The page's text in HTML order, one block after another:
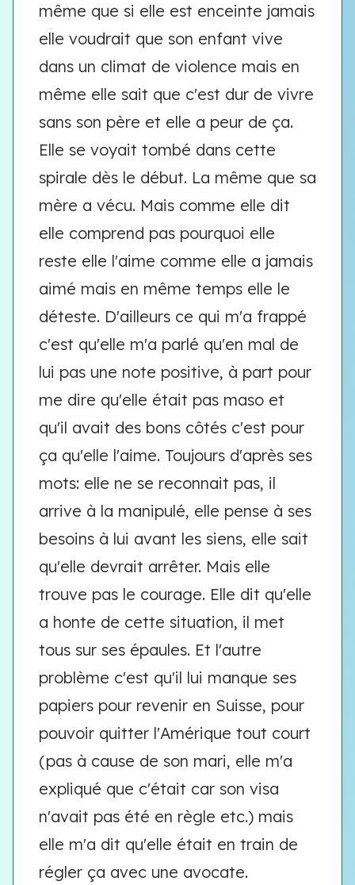
même que si elle est enceinte jamais
elle voudrait que son enfant vive
dans un climat de violence mais en
même elle sait que c'est dur de vivre
sans son père et elle a peur de ça.
Elle se voyait tombé dans cette
spirale dès le début. La même que sa
mère a vécu. Mais comme elle dit
elle comprend pas pourquoi elle
reste elle l'aime comme elle a jamais
aimé mais en même temps elle le
déteste. D'ailleurs ce qui m'a frappé
c'est qu'elle m'a parlé qu'en mal de
lui pas une note positive, à part pour
me dire qu'elle était pas maso et
qu'il avait des bons côtés c'est pour
ça qu'elle l'aime. Toujours d'après ses
mots: elle ne se reconnait pas, il
arrive à la manipulé, elle pense à ses
besoins à lui avant les siens, elle sait
qu'elle devrait arrêter. Mais elle
trouve pas le courage. Elle dit qu'elle
a honte de cette situation, il met
tous sur ses épaules. Et l'autre
problème c'est qu'il lui manque ses
papiers pour revenir en Suisse, pour
pouvoir quitter l'Amérique tout court
(pas à cause de son mari, elle m'a
expliqué que c'était car son visa
n'avait pas été en règle etc.) mais
elle m'a dit qu'elle était en train de
régler ça avec une avocate.